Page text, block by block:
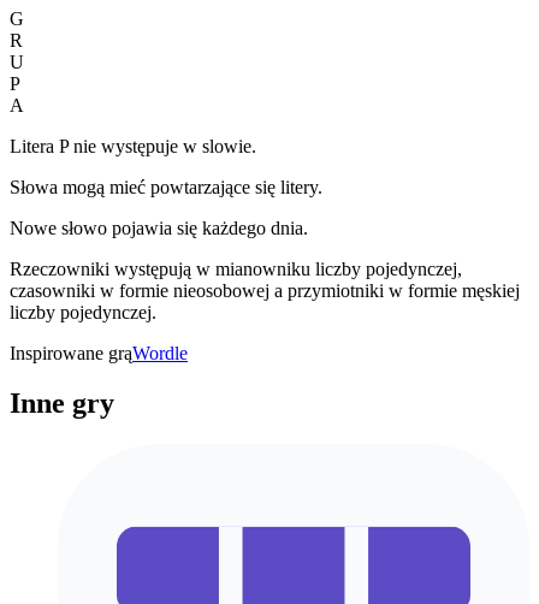
G
R
U
P
A
Litera P nie występuje w slowie.
Słowa mogą mieć powtarzające się litery.
Nowe słowo pojawia się każdego dnia.
Rzeczowniki występują w mianowniku liczby pojedynczej,
czasowniki w formie nieosobowej a przymiotniki w formie męskiej
liczby pojedynczej.
Inspirowane grąWordle
Inne gry